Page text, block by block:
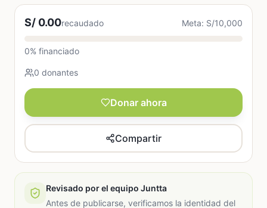
S/ 0.00recaudado Meta: S/10,000
0% financiado
0 donantes
Donar ahora
Compartir
Revisado por el equipo Juntta
Antes de publicarse, verificamos la identidad del